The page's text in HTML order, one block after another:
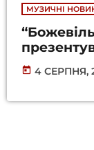
МУЗИЧНІ
today 4 СЕРПНЯ,